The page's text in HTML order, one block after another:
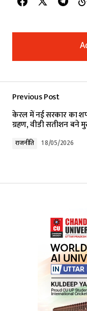
Required fields
Comment*
Your E-mail*
Submit
Previous Post
केरल में नई सरकार का
ग्रहण, वीडी सतीशन बने
राजनीति 18/05/2026